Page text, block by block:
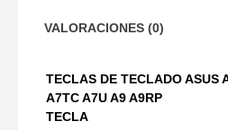
VALORACIONES (0)
TECLAS DE TECLADO ASUS
A7TC A7U A9 A9RP
TECLA